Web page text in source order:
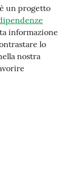
è un progetto
informazione
lo
nostra